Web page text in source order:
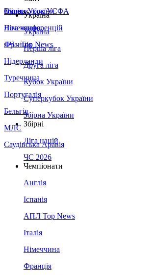
Збірна України
Італія
Німеччина
Франція
Нідерланди
Туреччина
Португалія
Бельгія
МЛС
Саудівська Аравія
Суперкубок УЄФА
Ліга конференцій
ЛЧ - Top News
Україна
Україна
Перша ліга
Друга ліга
Кубок України
Суперкубок України
Збірна України
Збірні
Ліга націй
ЧС 2026
Чемпіонати
Англія
Іспанія
АПЛ Top News
Італія
Німеччина
Франція